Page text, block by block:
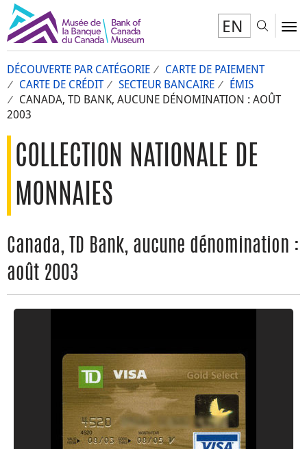
EN
DÉCOUVERTE PAR CATÉGORIE
CARTE DE PAIEMENT
CARTE DE CRÉDIT
SECTEUR BANCAIRE
ÉMIS
CANADA, TD BANK, AUCUNE DÉNOMINATION : AOÛT
2003
COLLECTION NATIONALE DE
MONNAIES
Canada, TD Bank, aucune dénomination :
août 2003